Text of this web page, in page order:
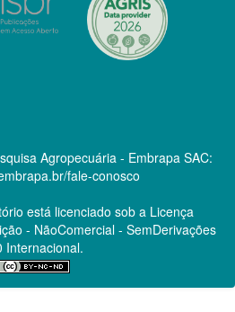
Agropecuária - Embrapa SAC:
fale-conosco
está licenciado sob a Licença
- NãoComercial - SemDerivações
Internacional.